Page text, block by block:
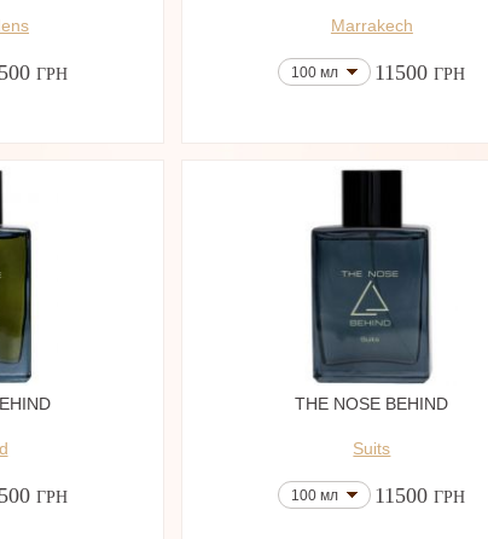
ГРН
Marrakech
100 мл 11500 ГРН
ГРН
THE NOSE BEHIND
Suits
100 мл 11500 ГРН